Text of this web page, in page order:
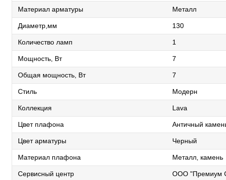
Материал арматуры Металл
Диаметр,мм 130
Количество ламп 1
Мощность, Вт 7
Общая мощность, Вт 7
Стиль Модерн
Коллекция Lava
Цвет плафона Античный
Цвет арматуры Черный
Материал плафона Металл, камень
Сервисный центр ООО "Премиум